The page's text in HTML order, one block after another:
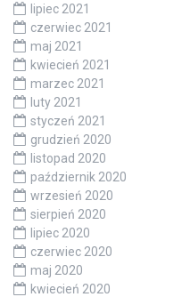
lipiec 2021
czerwiec 2021
maj 2021
kwiecień 2021
marzec 2021
luty 2021
styczeń 2021
grudzień 2020
listopad 2020
październik 2020
wrzesień 2020
sierpień 2020
lipiec 2020
czerwiec 2020
maj 2020
kwiecień 2020